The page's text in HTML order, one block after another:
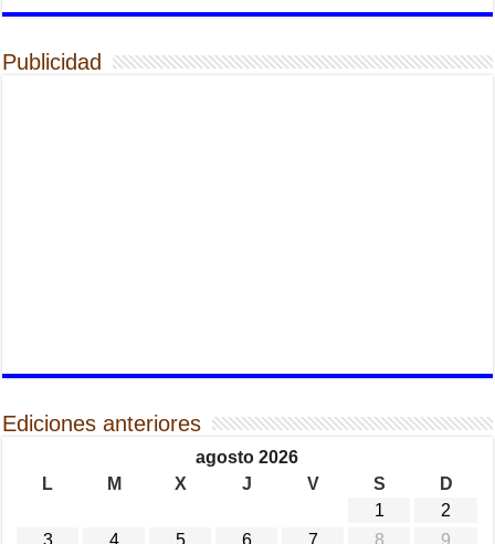
Publicidad
Ediciones anteriores
agosto 2026
L
M X J V S
D
1
2